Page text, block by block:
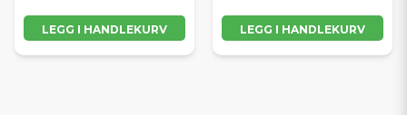
LEGG I HANDLEKURV LEGG I HANDLEKURV